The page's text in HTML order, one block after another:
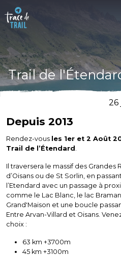
Trail de
26
Depuis 2013
Rendez-vous les 1er et 2 Août
Trail de l’Étendard .
Il traversera le massif des
d’Oisans ou de St Sorlin, en
l’Etendard avec un passage à
comme le Lac Blanc, le lac
Grand'Maison et une boucle
Entre Arvan-Villard et Oisans.
choix :
63 km +3700m
45 km +3100m